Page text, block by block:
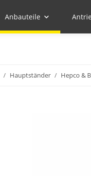
Anbauteile
Hauptständer Hepco &